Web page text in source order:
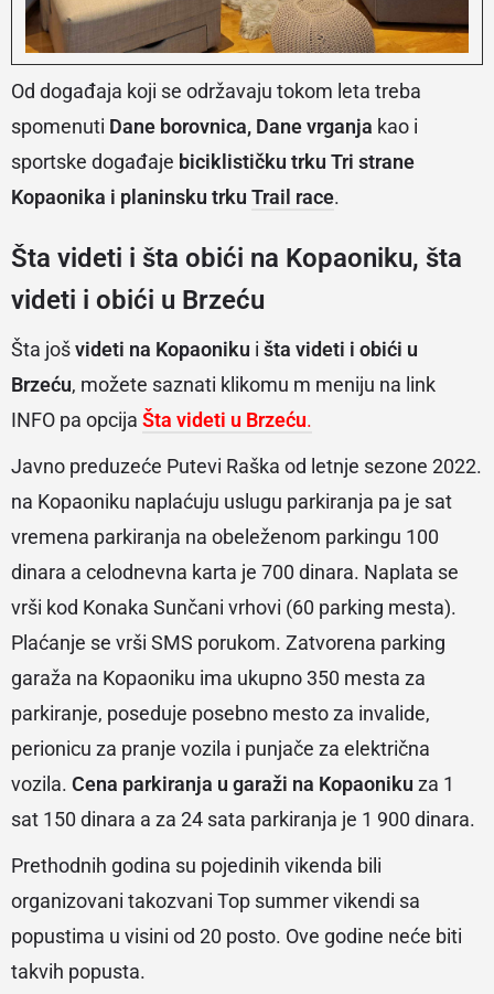
Od događaja koji se održavaju tokom leta treba
spomenuti Dane borovnica, Dane vrganja kao i
sportske događaje biciklističku trku Tri strane
Kopaonika i planinsku trku Trail race.
Šta videti i šta obići na Kopaoniku, šta
videti i obići u Brzeću
Šta jošvideti na Kopaoniku i šta videti i obići u
Brzeću, možete saznati klikomu m meniju na link
INFO pa opcija Šta videti u Brzeću.
Javno preduzeće Putevi Raška od letnje sezone 2022.
na Kopaoniku naplaćuju uslugu parkiranja pa je sat
vremena parkiranja na obeleženom parkingu 100
dinara a celodnevna karta je 700 dinara. Naplata se
vrši kod Konaka Sunčani vrhovi (60 parking mesta).
Plaćanje se vrši SMS porukom. Zatvorena parking
garaža na Kopaoniku ima ukupno 350 mesta za
parkiranje, poseduje posebno mesto za invalide,
perionicu za pranje vozila i punjače za električna
vozila. Cena parkiranja u garaži na Kopaoniku za 1
sat 150 dinara a za 24 sata parkiranja je 1 900 dinara.
Prethodnih godina su pojedinih vikenda bili
organizovani takozvani Top summer vikendi sa
popustima u visini od 20 posto. Ove godine neće biti
takvih popusta.